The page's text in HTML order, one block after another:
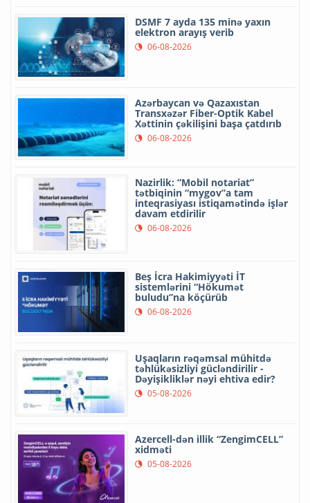
DSMF 7 ayda 135 minə yaxın
elektron arayış verib
06-08-2026
Azərbaycan və Qazaxıstan
Transxəzər Fiber-Optik Kabel
Xəttinin çəkilişini başa çatdırıb
06-08-2026
Nazirlik: “Mobil notariat”
tətbiqinin “mygov”a tam
inteqrasiyası istiqamətində işlər
davam etdirilir
06-08-2026
Beş İcra Hakimiyyəti İT
sistemlərini “Hökumət
buludu”na köçürüb
06-08-2026
Uşaqların rəqəmsal mühitdə
təhlükəsizliyi gücləndirilir -
Dəyişikliklər nəyi ehtiva edir?
05-08-2026
Azercell-dən illik “ZengimCELL”
xidməti
05-08-2026